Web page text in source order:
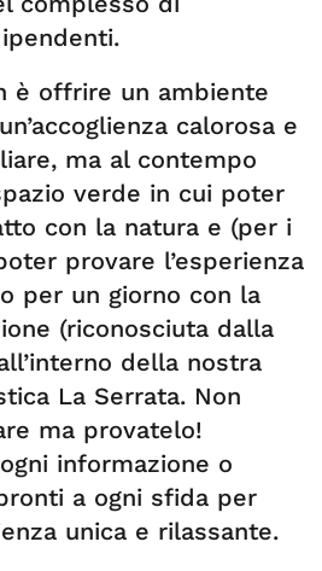
è offrire un ambiente
calorosa e
ma al contempo
verde in cui poter
con la natura e (per i
provare l’esperienza
per un giorno con la
(riconosciuta dalla
della nostra
La Serrata. Non
ma provatelo!
informazione o
a ogni sfida per
unica e rilassante.